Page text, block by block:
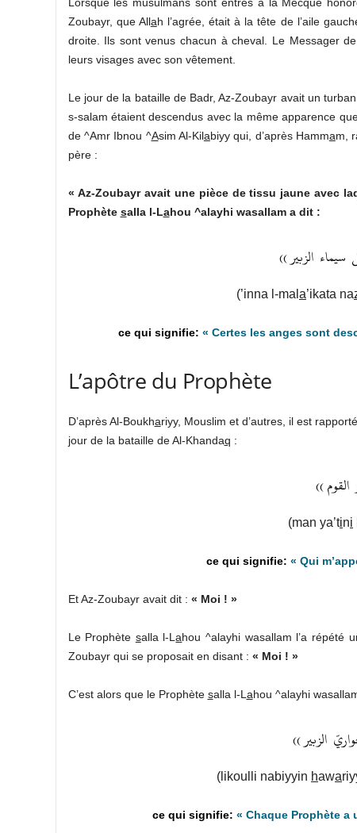
Zoubayr, que Allah l’agrée, était à la tête de l’aile
droite. Ils sont venus chacun à cheval. Le Messager
leurs visages avec son vêtement.
Le jour de la bataille de Badr, Az-Zoubayr avait un
s-salam étaient descendus avec la même apparence
de ^Amr Ibnou ^Asim Al-Kilabiyy qui, d’après Hammam,
père :
« Az-Zoubayr avait une pièce de tissu jaune avec
Prophète salla l-Lahou ^alayhi wasallam a dit :
سيماء الزبير))
(’inna l-mal a’ikata na
« Certes les anges sont
L’apôtre du Prophète
D’après Al-Boukhariyy, Mouslim et d’autres, il est
jour de la bataille de Al-Khandaq :
القوم))
(man ya’tini
« Qui
Et Az-Zoubayr avait dit : « Moi ! »
Le Prophète salla l-Lahou ^alayhi wasallam l’a répété
Zoubayr qui se proposait en disant : « Moi ! »
C’est alors que le Prophète salla l-L ahou ^alayhi
الزبير ))
(likoulli nabiyyin hawa
« Chaque Prophète a